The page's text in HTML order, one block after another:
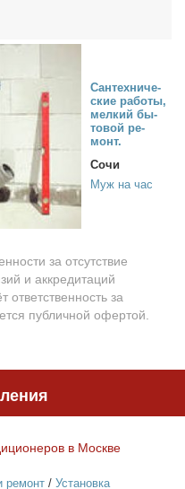
Сан­тех­ни­че­
ские ра­бо­ты,
мел­кий бы­
то­вой ре­
монт.
Сочи
Муж на час
за отсутствие
и аккредитаций
за
публичной офертой.
в Москве
ремонт/ Установка